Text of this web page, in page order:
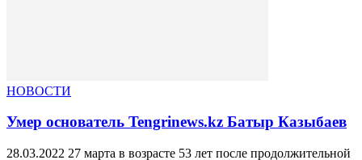
НОВОСТИ
Умер основатель Tengrinews.kz Батыр Казыбаев
28.03.2022 27 марта в возрасте 53 лет после продолжительной